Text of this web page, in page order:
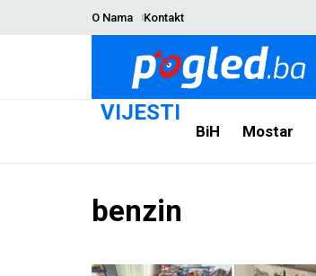
O Nama Kontakt
VIJESTI
BiH Mostar
benzin